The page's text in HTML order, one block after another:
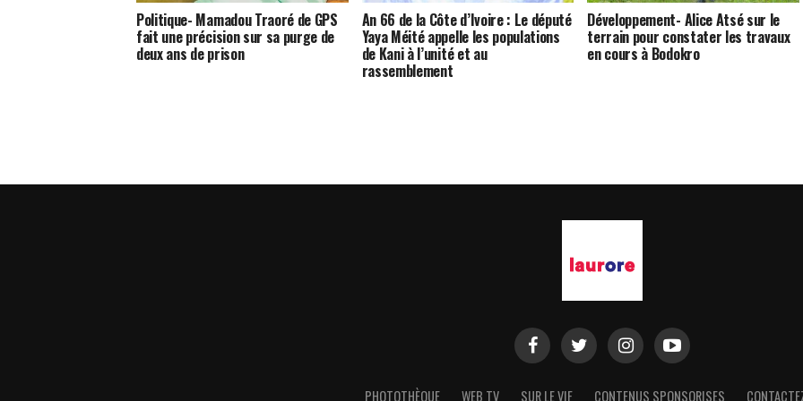
Politique- Mamadou Traoré de GPS
fait une précision sur sa purge de
deux ans de prison
An 66 de la Côte d’Ivoire : Le député
Yaya Méité appelle les populations
de Kani à l’unité et au
rassemblement
Développement- Alice Atsé sur le
terrain pour constater les travaux
en cours à Bodokro
PHOTOTHÈQUE WEB TV SUR LE VIF CONTENUS SPONSORISES